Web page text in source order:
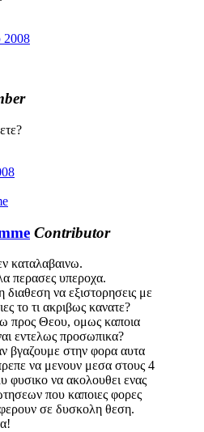
2008
Contributor
καταλαβαινω.
περασες υπεροχα.
διαθεση να εξιστορησεις με
το τι ακριβως κανατε?
προς Θεου, ομως καποια
εντελως προσωπικα?
βγαζουμε στην φορα αυτα
να μενουν μεσα στους 4
φυσικο να ακολουθει ενας
που καποιες φορες
σε δυσκολη θεση.